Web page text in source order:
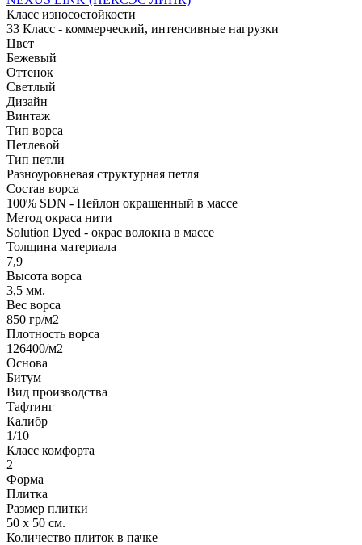
Класс износостойкости
33 Класс - коммерческий, интенсивные нагрузки
Цвет
Бежевый
Оттенок
Светлый
Дизайн
Винтаж
Тип ворса
Петлевой
Тип петли
Разноуровневая структурная петля
Состав ворса
100% SDN - Нейлон окрашенный в массе
Метод окраса нити
Solution Dyed - окрас волокна в массе
Толщина материала
7,9
Высота ворса
3,5 мм.
Вес ворса
850 гр/м2
Плотность ворса
126400/м2
Основа
Битум
Вид производства
Тафтинг
Калибр
1/10
Класс комфорта
2
Форма
Плитка
Размер плитки
50 х 50 см.
Количество плиток в пачке